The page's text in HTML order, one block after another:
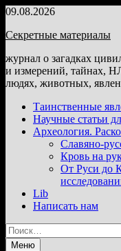
Перейти
содержимому
09.08.2026
Секретные материалы
журнал о загадках
и измерений, тайнах,
людях, животных,
Таинственные
Научные статьи
Археология.
Славяно-
Кровь на
От Руси до
Lib
Написать нам
Найти:
Меню